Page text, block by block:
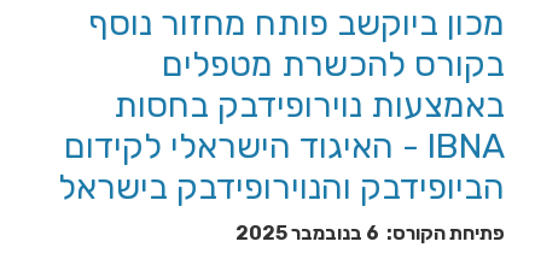
מכון ביוקשב פותח מחזור נוסף
בקורס להכשרת מטפלים
באמצעות נוירופידבק בחסות
IBNA - האיגוד הישראלי לקידום
הביופידבק והנוירופידבק בישראל
פתיחת הקורס: 6 בנובמבר 2025